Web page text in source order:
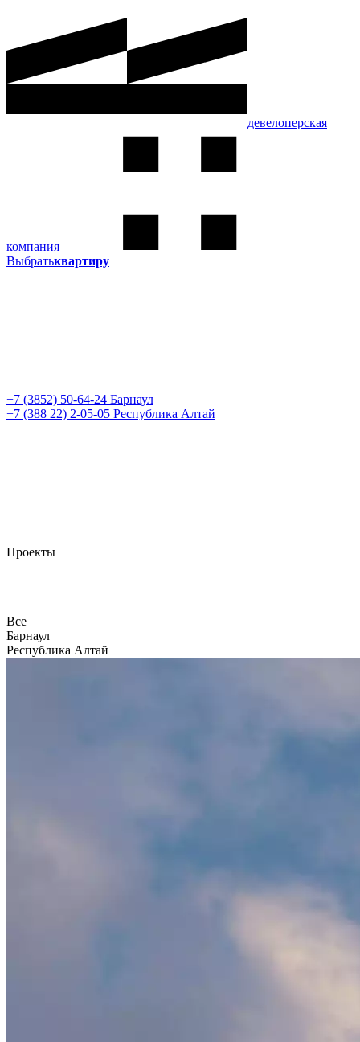
девелоперская
компания
Выбратьквартиру
+7 (3852) 50-64-24 Барнаул
+7 (388 22) 2-05-05 Республика Алтай
Проекты
Все
Барнаул
Республика Алтай